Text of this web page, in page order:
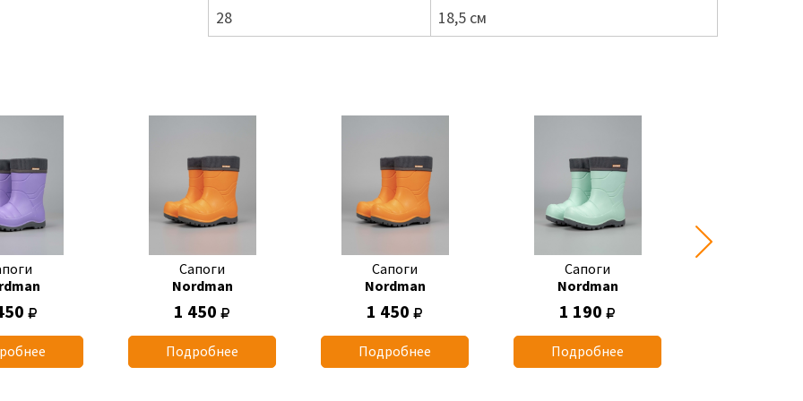
28
18,5 см
Сапоги
Nordman
1 450
Подробнее
Сапоги
Nordman
1 450
Подробнее
Сапоги
Nordman
1 190
Подробнее